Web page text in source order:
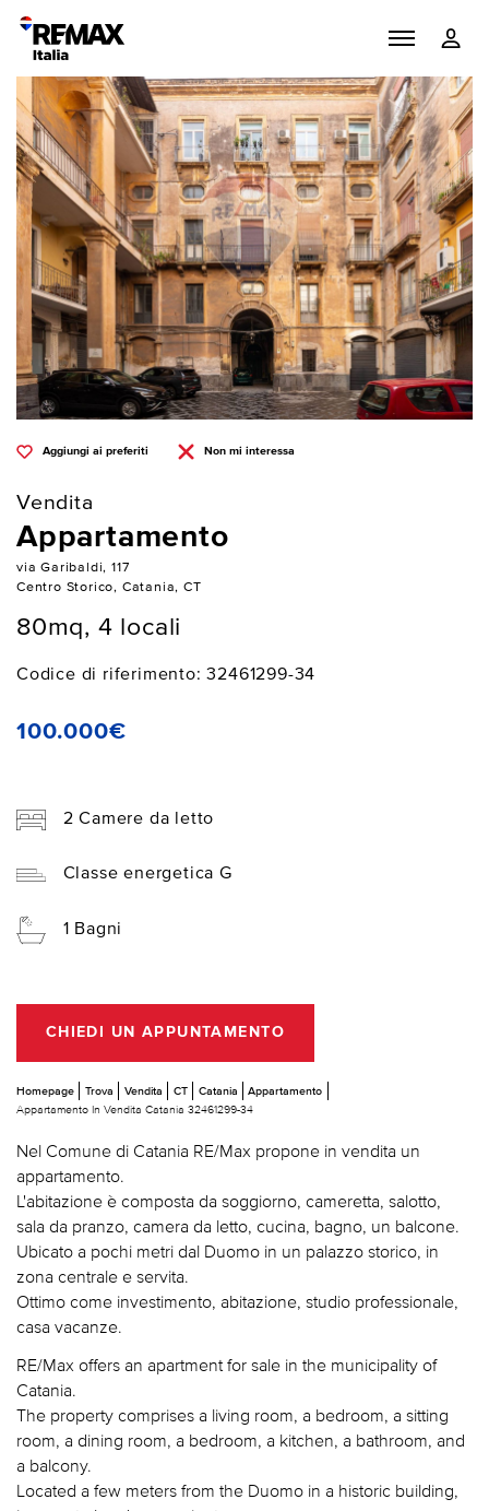
Aggiungi ai preferiti Non mi interessa
Vendita
Appartamento
via Garibaldi, 117
Centro Storico, Catania, CT
80mq, 4 locali
Codice di riferimento: 32461299-34
100.000€
2 Camere da letto
Classe energetica G
1 Bagni
CHIEDI UN APPUNTAMENTO
Homepage Trova Vendita CT Catania
Appartamento
Appartamento In Vendita Catania 32461299-34
Nel Comune di Catania RE/Max propone in vendita un
appartamento.
L'abitazione è composta da soggiorno, cameretta, salotto,
sala da pranzo, camera da letto, cucina, bagno, un balcone.
Ubicato a pochi metri dal Duomo in un palazzo storico, in
zona centrale e servita.
Ottimo come investimento, abitazione, studio professionale,
casa vacanze.
RE/Max offers an apartment for sale in the municipality of
Catania.
The property comprises a living room, a bedroom, a sitting
room, a dining room, a bedroom, a kitchen, a bathroom, and
a balcony.
Located a few meters from the Duomo in a historic building,